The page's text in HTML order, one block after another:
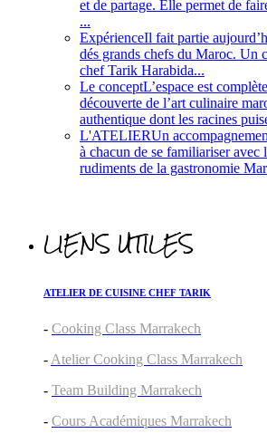
et de partage. Elle permet de
...
ExpérienceIl fait partie
dés grands chefs du Maroc. Un
chef Tarik Harabida...
Le conceptL’espace est
découverte de l’art culinaire
authentique dont les racines
L'ATELIERUn
à chacun de se familiariser avec
rudiments de la gastronomie
LIENS UTILES
ATELIER DE CUISINE CHEF TARIK
- Cooking Class Marrakech
- Atelier Cooking Class Marrakech
- Team Building Marrakech
- Cours Académiques Marrakech